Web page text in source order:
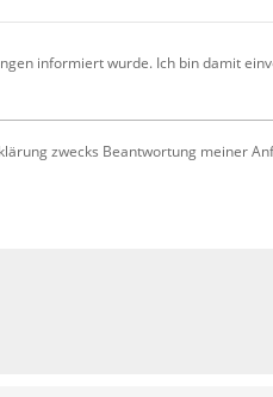
informiert wurde. Ich bin damit
zwecks Beantwortung meiner